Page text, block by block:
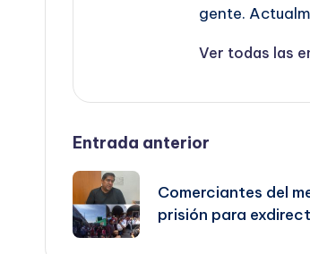
gente.
Ver todas las
Navegación
de
entradas
Entrada anterior
Comerciantes del
prisión para